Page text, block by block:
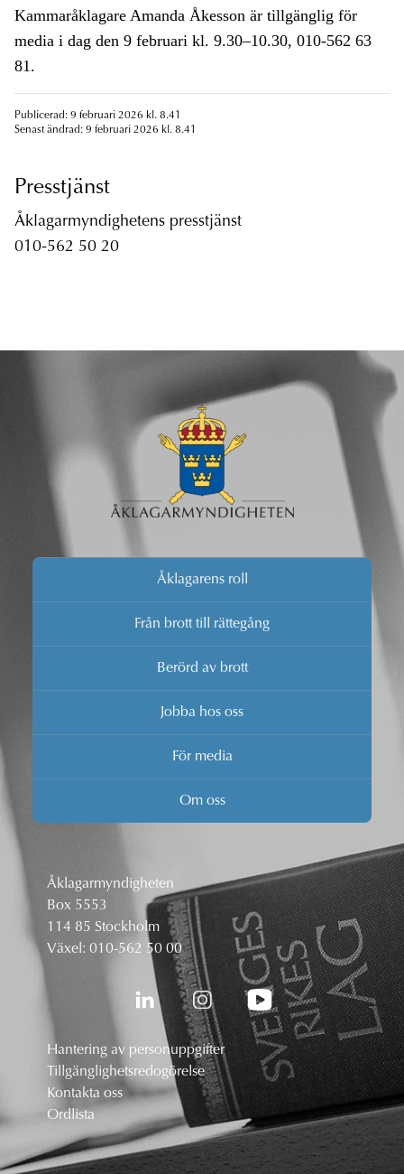
Kammaråklagare Amanda Åkesson är tillgänglig för
media i dag den 9 februari kl. 9.30–10.30, 010-562 63
81.
Publicerad: 9 februari 2026 kl. 8.41
Senast ändrad: 9 februari 2026 kl. 8.41
Presstjänst
Åklagarmyndighetens presstjänst
010-562 50 20
Åklagarens roll
Från brott till rättegång
Berörd av brott
Jobba hos oss
För media
Om oss
Åklagarmyndigheten
Box 5553
114 85 Stockholm
Växel: 010-562 50 00
Hantering av personuppgifter
Tillgänglighetsredogörelse
Kontakta oss
Ordlista